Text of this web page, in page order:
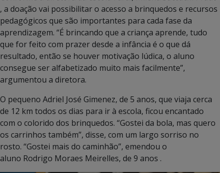
, a doação vai possibilitar o acesso a brinquedos e recursos
pedagógicos que são importantes para cada fase da
aprendizagem. “É brincando que a criança aprende, tudo
que for feito com prazer desde a infância é o que dá
resultado, então se houver motivação lúdica, o aluno
consegue ser alfabetizado muito mais facilmente”,
argumentou a diretora.
O pequeno Adriel José Gimenez, de 5 anos, que viaja cerca
de 12 km todos os dias para ir à escola, ficou encantado
com o colorido dos brinquedos. “Gostei da bola, mas quero
os carrinhos também”, disse, com um largo sorriso no
rosto. “Gostei mais do caminhão”, emendou o
aluno Rodrigo Moraes Meirelles, de 9 anos .